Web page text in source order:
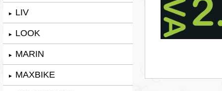
► LIV
► LOOK
► MARIN
► MAXBIKE